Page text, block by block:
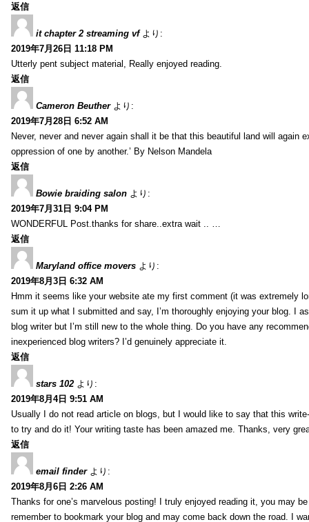
返信
it chapter 2 streaming vf より:
2019年7月26日 11:18 PM
Utterly pent subject material, Really enjoyed reading.
返信
Cameron Beuther より:
2019年7月28日 6:52 AM
Never, never and never again shall it be that this beautiful land will again
oppression of one by another.’ By Nelson Mandela
返信
Bowie braiding salon より:
2019年7月31日 9:04 PM
WONDERFUL Post.thanks for share..extra wait .. …
返信
Maryland office movers より:
2019年8月3日 6:32 AM
Hmm it seems like your website ate my first comment (it was extremely
sum it up what I submitted and say, I’m thoroughly enjoying your blog. I
blog writer but I’m still new to the whole thing. Do you have any
inexperienced blog writers? I’d genuinely appreciate it.
返信
stars 102 より:
2019年8月4日 9:51 AM
Usually I do not read article on blogs, but I would like to say that this
to try and do it! Your writing taste has been amazed me. Thanks, very
返信
email finder より:
2019年8月6日 2:26 AM
Thanks for one’s marvelous posting! I truly enjoyed reading it, you may
remember to bookmark your blog and may come back down the road. I